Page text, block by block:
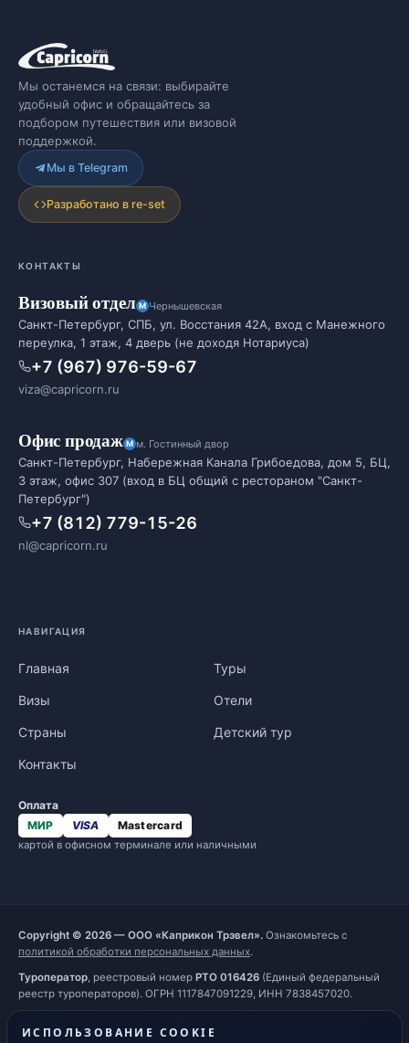
ИСПОЛЬЗОВАНИЕ COOKIE
Мы останемся на связи: выбирайте
удобный офис и обращайтесь за
подбором путешествия или визовой
поддержкой.
Мы в Telegram
Разработано в re-set
КОНТАКТЫ
Визовый отдел Чернышевская
Санкт-Петербург, СПБ, ул. Восстания 42А, вход с Манежного
переулка, 1 этаж, 4 дверь (не доходя Нотариуса)
+7 (967) 976-59-67
viza@capricorn.ru
Офис продаж м. Гостинный двор
Санкт-Петербург, Набережная Канала Грибоедова, дом 5, БЦ,
3 этаж, офис 307 (вход в БЦ общий с рестораном "Санкт-
Петербург")
+7 (812) 779-15-26
nl@capricorn.ru
НАВИГАЦИЯ
Главная Туры
Визы Отели
Страны Детский тур
Контакты
Оплата
МИР
VISA Mastercard
картой в офисном терминале или наличными
Copyright © 2026 — ООО «Каприкон Трэвел». Ознакомьтесь с
политикой обработки персональных данных.
Туроператор, реестровый номер РТО 016426 (Единый федеральный
реестр туроператоров). ОГРН 1117847091229, ИНН 7838457020.
права. Все права защищены и охраняются законом. Запрещается